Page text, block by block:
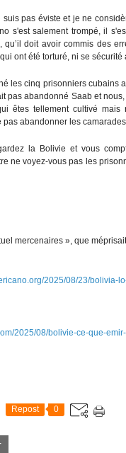
pas éviste et je ne
s'est salement trompé, il
doit avoir commis des
ont été torturé, ni se
les cinq prisonniers cubains
pas abandonné Saab et
êtes tellement cultivé
abandonner les
la Bolivie et vous
ne voyez-vous pas les
mercenaires », que
2025/08/23/bolivia-
2025/08/bolivie-ce-que-
Repost 0